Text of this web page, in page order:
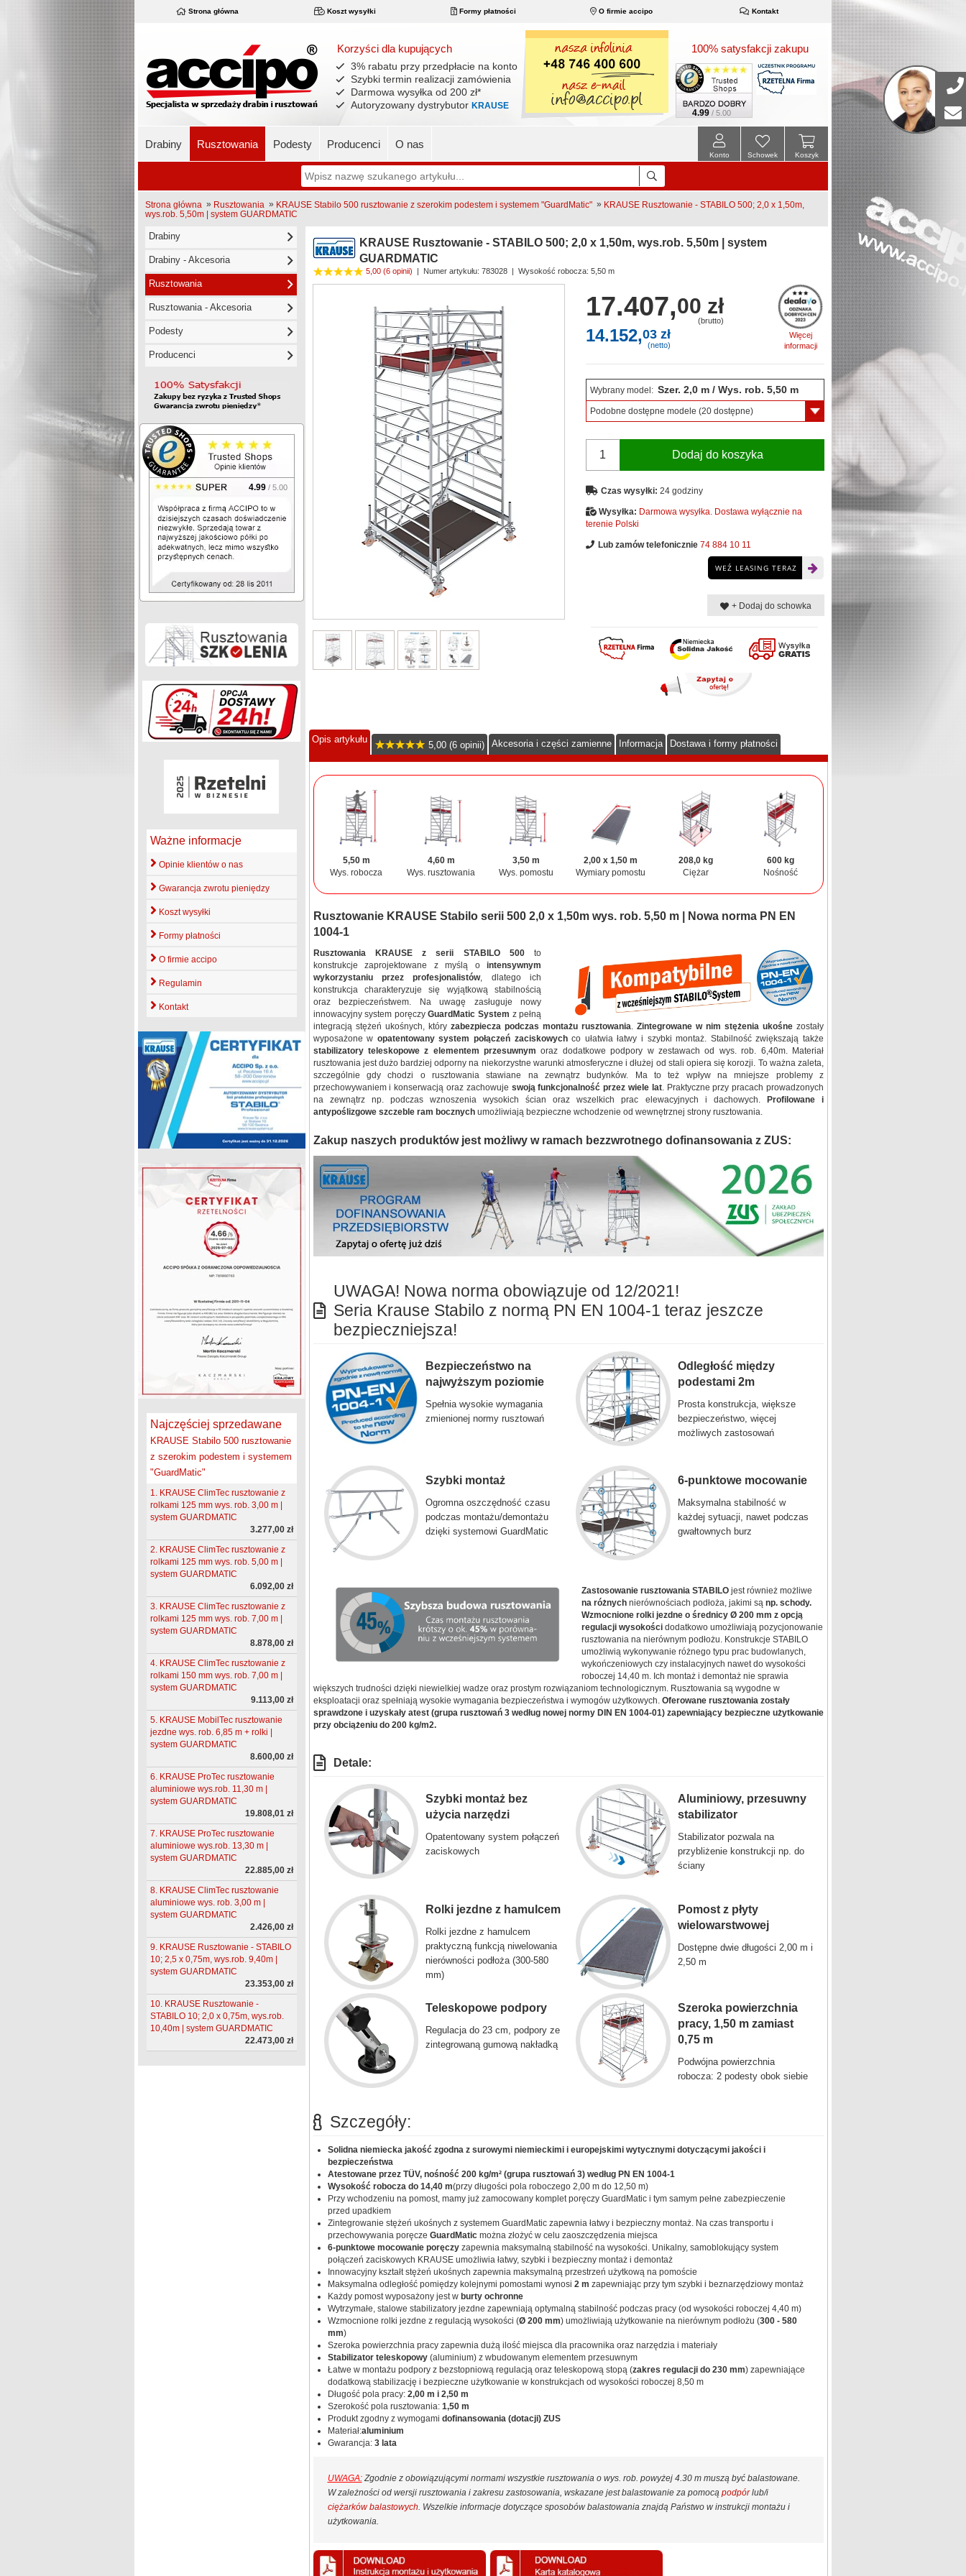
Strona główna Koszt wysyłki Formy płatności O firmie accipo Kontakt
Korzyści dla kupujących
3% rabatu przy przedpłacie na konto
Szybki termin realizacji zamówienia
Darmowa wysyłka od 200 zł*
Autoryzowany dystrybutor KRAUSE
100% satysfakcji zakupu
4.99 / 5.00
Drabiny Rusztowania Podesty Producenci O nas
Koszyk
Schowek
Konto
Strona główna » Rusztowania » KRAUSE Stabilo 500 rusztowanie z szerokim podestem i systemem "GuardMatic" » KRAUSE Rusztowanie - STABILO 500; 2,0 x 1,50m,
wys.rob. 5,50m | system GUARDMATIC
Drabiny
Drabiny - Akcesoria
Rusztowania
Rusztowania - Akcesoria
Podesty
Producenci
4.99 / 5.00
Ważne informacje
Opinie klientów o nas
Gwarancja zwrotu pieniędzy
Koszt wysyłki
Formy płatności
O firmie accipo
Regulamin
Kontakt
Najczęściej sprzedawane
KRAUSE Stabilo 500 rusztowanie
z szerokim podestem i systemem
"GuardMatic"
1. KRAUSE ClimTec rusztowanie z
rolkami 125 mm wys. rob. 3,00 m |
system GUARDMATIC
3.277,00 zł
2. KRAUSE ClimTec rusztowanie z
rolkami 125 mm wys. rob. 5,00 m |
system GUARDMATIC
6.092,00 zł
3. KRAUSE ClimTec rusztowanie z
rolkami 125 mm wys. rob. 7,00 m |
system GUARDMATIC
8.878,00 zł
4. KRAUSE ClimTec rusztowanie z
rolkami 150 mm wys. rob. 7,00 m |
system GUARDMATIC
9.113,00 zł
5. KRAUSE MobilTec rusztowanie
jezdne wys. rob. 6,85 m + rolki |
system GUARDMATIC
8.600,00 zł
6. KRAUSE ProTec rusztowanie
aluminiowe wys.rob. 11,30 m |
system GUARDMATIC
19.808,01 zł
7. KRAUSE ProTec rusztowanie
aluminiowe wys.rob. 13,30 m |
system GUARDMATIC
22.885,00 zł
8. KRAUSE ClimTec rusztowanie
aluminiowe wys. rob. 3,00 m |
system GUARDMATIC
2.426,00 zł
9. KRAUSE Rusztowanie - STABILO
10; 2,5 x 0,75m, wys.rob. 9,40m |
system GUARDMATIC
23.353,00 zł
10. KRAUSE Rusztowanie -
STABILO 10; 2,0 x 0,75m, wys.rob.
10,40m | system GUARDMATIC
22.473,00 zł
KRAUSE Rusztowanie - STABILO 500; 2,0 x 1,50m, wys.rob. 5,50m | system
GUARDMATIC
5,00 (6 opinii) | Numer artykułu: 783028 | Wysokość robocza: 5,50 m
Więcej
informacji
17.407,00 zł
(brutto)
14.152,03 zł
(netto)
Wybrany model: Szer. 2,0 m / Wys. rob. 5,50 m
Podobne dostępne modele (20 dostępne)
Dodaj do koszyka
Czas wysyłki: 24 godziny
Wysyłka: Darmowa wysyłka. Dostawa wyłącznie na
terenie Polski
Lub zamów telefonicznie 74 884 10 11
WEŹ LEASING TERAZ
+ Dodaj do schowka
Opis artykułu
5,00 (6 opinii) Akcesoria i części zamienne Informacja Dostawa i formy płatności
5,50 m
Wys. robocza
4,60 m
Wys. rusztowania
3,50 m
Wys. pomostu
2,00 x 1,50 m
Wymiary pomostu
208,0 kg
Ciężar
600 kg
Nośność
Rusztowanie KRAUSE Stabilo serii 500 2,0 x 1,50m wys. rob. 5,50 m | Nowa norma PN EN
1004-1
Rusztowania KRAUSE z serii STABILO 500to
konstrukcje zaprojektowane z myślą ointensywnym
wykorzystaniu przez profesjonalistów, dlatego ich
konstrukcja charakteryzuje się wyjątkową stabilnością
oraz bezpieczeństwem. Na uwagę zasługuje nowy
innowacyjny system poręczyGuardMatic System z pełną
integracją stężeń ukośnych, który zabezpiecza podczas montażu rusztowania. Zintegrowane w nim stężenia ukośnezostały
wyposażone w opatentowany system połączeń zaciskowychco ułatwia łatwy i szybki montaż. Stabilność zwiększają także
stabilizatory teleskopowe z elementem przesuwnym oraz dodatkowe podpory w zestawach od wys. rob. 6,40m. Materiał
rusztowania jest dużo bardziej odporny na niekorzystne warunki atmosferyczne i dłużej od stali opiera się korozji. To ważna zaleta,
szczególnie gdy chodzi o rusztowania stawiane na zewnątrz budynków. Ma to też wpływ na mniejsze problemy z
przechowywaniem i konserwacją oraz zachowuje swoją funkcjonalność przez wiele lat. Praktyczne przy pracach prowadzonych
na zewnątrz np. podczas wznoszenia wysokich ścian oraz wszelkich prac elewacyjnych i dachowych.
Profilowane i
antypoślizgowe szczeble ram bocznychumożliwiają bezpieczne wchodzenie od wewnętrznej strony rusztowania.
Zakup naszych produktów jest możliwy w ramach bezzwrotnego dofinansowania z ZUS:
UWAGA! Nowa norma obowiązuje od 12/2021!
Seria Krause Stabilo z normą PN EN 1004-1 teraz jeszcze
bezpieczniejsza!
Bezpieczeństwo na
najwyższym poziomie
Spełnia wysokie wymagania
zmienionej normy rusztowań
Odległość między
podestami 2m
Prosta konstrukcja, większe
bezpieczeństwo, więcej
możliwych zastosowań
Szybki montaż
Ogromna oszczędność czasu
podczas montażu/demontażu
dzięki systemowi GuardMatic
6-punktowe mocowanie
Maksymalna stabilność w
każdej sytuacji, nawet podczas
gwałtownych burz
Zastosowanie rusztowania STABILO jest również możliwe
na różnych nierównościach podłoża, jakimi sąnp. schody.
Wzmocnione rolki jezdne o średnicy Ø 200 mm z opcją
regulacji wysokości dodatkowo umożliwiają pozycjonowanie
rusztowania na nierównym podłożu. Konstrukcje STABILO
umożliwią wykonywanie różnego typu prac budowlanych,
wykończeniowych czy instalacyjnych nawet do wysokości
roboczej 14,40 m. Ich montaż i demontaż nie sprawia
większych trudności dzięki niewielkiej wadze oraz prostym rozwiązaniom technologicznym. Rusztowania są wygodne w
eksploatacji oraz spełniają wysokie wymagania bezpieczeństwa i wymogów użytkowych. Oferowane rusztowania zostały
sprawdzone i uzyskały atest (grupa rusztowań 3 według nowej normy DIN EN 1004-01) zapewniający bezpieczne użytkowanie
przy obciążeniu do 200 kg/m2.
Detale:
Szybki montaż bez
użycia narzędzi
Opatentowany system połączeń
zaciskowych
Aluminiowy, przesuwny
stabilizator
Stabilizator pozwala na
przybliżenie konstrukcji np. do
ściany
Rolki jezdne z hamulcem
Rolki jezdne z hamulcem
praktyczną funkcją niwelowania
nierówności podłoża (300-580
mm)
Pomost z płyty
wielowarstwowej
Dostępne dwie długości 2,00 m i
2,50 m
Teleskopowe podpory
Regulacja do 23 cm, podpory ze
zintegrowaną gumową nakładką
Szeroka powierzchnia
pracy, 1,50 m zamiast
0,75 m
Podwójna powierzchnia
robocza: 2 podesty obok siebie
Szczegóły:
Solidna niemiecka jakość zgodna z surowymi niemieckimi i europejskimi wytycznymi dotyczącymi jakości i
bezpieczeństwa
Atestowane przez TÜV, nośność 200 kg/m² (grupa rusztowań 3) według PN EN 1004-1
Wysokość robocza do 14,40 m(przy długości pola roboczego 2,00 m do 12,50 m)
Przy wchodzeniu na pomost, mamy już zamocowany komplet poręczy GuardMatic i tym samym pełne zabezpieczenie
przed upadkiem
Zintegrowanie stężeń ukośnych z systemem GuardMatic zapewnia łatwy i bezpieczny montaż. Na czas transportu i
przechowywania poręcze GuardMaticmożna złożyć w celu zaoszczędzenia miejsca
6-punktowe mocowanie poręczyzapewnia maksymalną stabilność na wysokości. Unikalny, samoblokujący system
połączeń zaciskowych KRAUSE umożliwia łatwy, szybki i bezpieczny montaż i demontaż
Innowacyjny kształt stężeń ukośnych zapewnia maksymalną przestrzeń użytkową na pomoście
Maksymalna odległość pomiędzy kolejnymi pomostami wynosi 2 m zapewniając przy tym szybki i beznarzędziowy montaż
Każdy pomost wyposażony jest w burty ochronne
Wytrzymałe, stalowe stabilizatory jezdne zapewniają optymalną stabilność podczas pracy (od wysokości roboczej 4,40 m)
Wzmocnione rolki jezdne z regulacją wysokości (Ø 200 mm) umożliwiają użytkowanie na nierównym podłożu (300 - 580
mm)
Szeroka powierzchnia pracy zapewnia dużą ilość miejsca dla pracownika oraz narzędzia i materiały
Stabilizator teleskopowy(aluminium) z wbudowanym elementem przesuwnym
Łatwe w montażu podpory z bezstopniową regulacją oraz teleskopową stopą (zakres regulacji do 230 mm) zapewniające
dodatkową stabilizację i bezpieczne użytkowanie w konstrukcjach od wysokości roboczej 8,50 m
Długość pola pracy:2,00 m i 2,50 m
Szerokość pola rusztowania:1,50 m
Produkt zgodny z wymogami dofinansowania (dotacji) ZUS
Materiał:aluminium
Gwarancja: 3 lata
UWAGA: Zgodnie z obowiązującymi normami wszystkie rusztowania o wys. rob. powyżej 4.30 m muszą być balastowane.
W zależności od wersji rusztowania i zakresu zastosowania, wskazane jest balastowanie za pomocą podpórlub/i
ciężarków balastowych. Wszelkie informacje dotyczące sposobów balastowania znajdą Państwo w instrukcji montażu i
użytkowania.